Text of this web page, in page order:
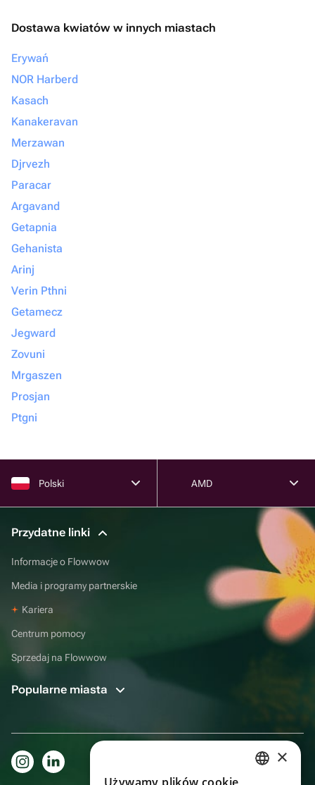
Dostawa kwiatów w innych miastach
Erywań
NOR Harberd
Kasach
Kanakeravan
Merzawan
Djrvezh
Paracar
Argavand
Getapnia
Gehanista
Arinj
Verin Pthni
Getamecz
Jegward
Zovuni
Mrgaszen
Prosjan
Ptgni
Polski AMD
Przydatne linki
Informacje o Flowwow
Media i programy partnerskie
Kariera
Centrum pomocy
Sprzedaj na Flowwow
Popularne miasta
×